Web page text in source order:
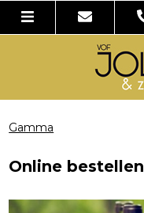
Gamma
Online bestellen